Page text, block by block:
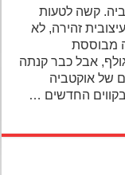
קשה לטעות
זהירה, לא
מבוססת
אבל כבר קנתה
אוקטביה